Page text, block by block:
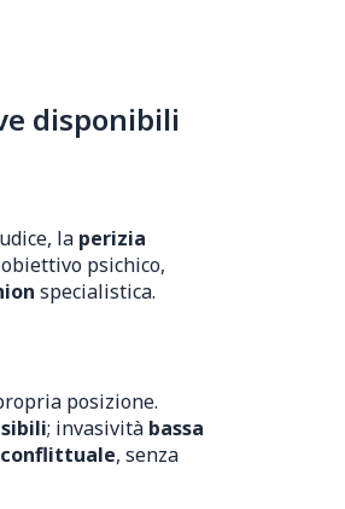
disponibili
la perizia
psichico,
specialistica.
posizione.
; invasività bassa
, senza